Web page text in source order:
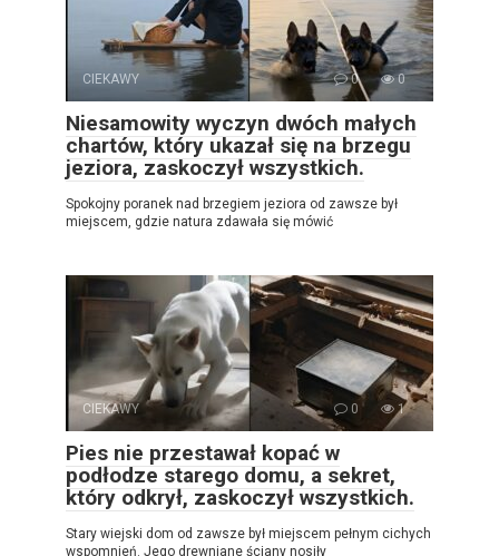
CIEKAWY 0 0
Niesamowity wyczyn dwóch małych
chartów, który ukazał się na brzegu
jeziora, zaskoczył wszystkich.
Spokojny poranek nad brzegiem jeziora od zawsze był
miejscem, gdzie natura zdawała się mówić
CIEKAWY 0 1
Pies nie przestawał kopać w
podłodze starego domu, a sekret,
który odkrył, zaskoczył wszystkich.
Stary wiejski dom od zawsze był miejscem pełnym cichych
wspomnień. Jego drewniane ściany nosiły